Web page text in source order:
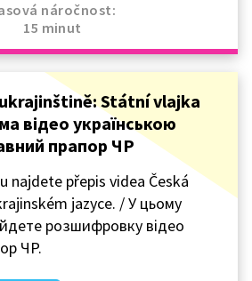
náročnost:
15 minut
Státní vlajka
відео українською
прапор ЧР
najdete přepis videa Česká
jazyce. / У цьому
розшифровку відео
ЧР.